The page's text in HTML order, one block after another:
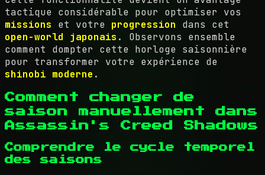
tactique considérable pour optimiser vos
missions et votre progression dans cet
open-world japonais . Observons ensemble
comment dompter cette horloge saisonnière
pour transformer votre expérience de
shinobi moderne .
Comment changer de
saison manuellement dans
Assassin's Creed Shadows
Comprendre le cycle temporel
des saisons